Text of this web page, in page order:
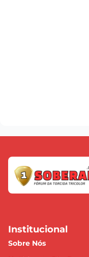
Institucional
Sobre Nós